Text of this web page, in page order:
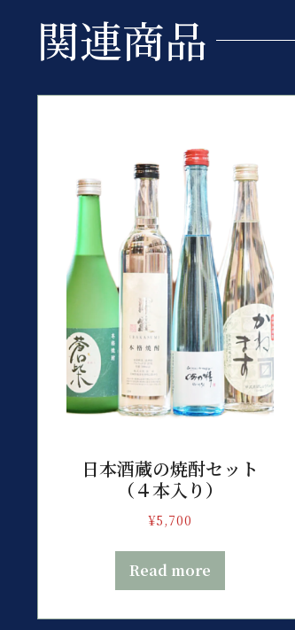
関連商品
日本酒蔵の焼酎セット
（４本入り）
¥5,700
Read more